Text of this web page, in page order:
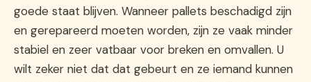
goede staat blijven. Wanneer pallets beschadigd zijn
en gerepareerd moeten worden, zijn ze vaak minder
stabiel en zeer vatbaar voor breken en omvallen. U
wilt zeker niet dat dat gebeurt en ze iemand kunnen